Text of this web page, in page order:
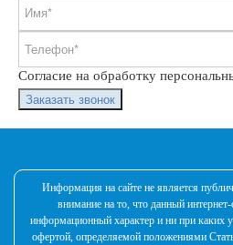
Согласие на обработку
Заказать звонок
Информация на сайте не является
внимание на то, что данный
информационный характер и ни при каких
офертой, определяемой положениями